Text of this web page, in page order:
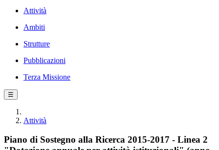
Attività
Ambiti
Strutture
Pubblicazioni
Terza Missione
☰
Attività
Piano di Sostegno alla Ricerca 2015-2017 - Linea 2